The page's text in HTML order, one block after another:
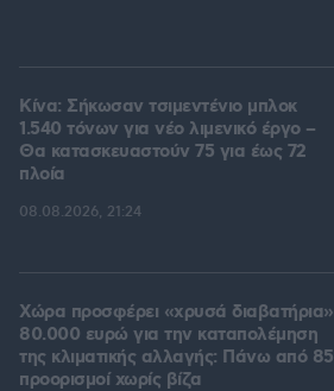
Κίνα: Σήκωσαν τσιμεντένιο μπλοκ
1.540 τόνων για νέο λιμενικό έργο –
Θα κατασκευαστούν 75 για έως 72
πλοία
08.08.2026, 21:24
Χώρα προσφέρει «χρυσά διαβατήρια»
80.000 ευρώ για την καταπολέμηση
της κλιματικής αλλαγής: Πάνω από 85
προορισμοί χωρίς βίζα